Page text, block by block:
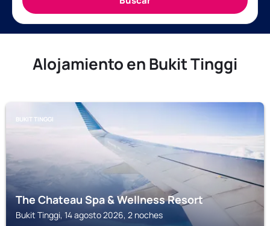
Alojamiento en Bukit Tinggi
BUKIT TINGGI
The Chateau Spa & Wellness Resort
Bukit Tinggi, 14 agosto 2026, 2 noches